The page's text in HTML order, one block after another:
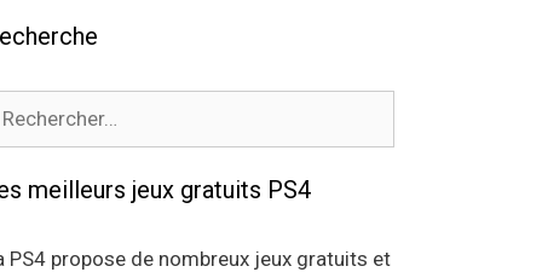
meilleurs jeux gratuits PS4
PS4 propose de nombreux jeux gratuits et